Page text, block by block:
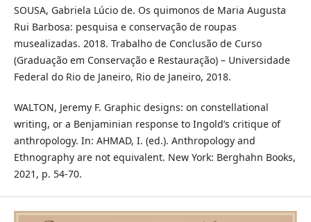
SOUSA, Gabriela Lúcio de. Os quimonos de Maria Augusta
Rui Barbosa: pesquisa e conservação de roupas
musealizadas. 2018. Trabalho de Conclusão de Curso
(Graduação em Conservação e Restauração) – Universidade
Federal do Rio de Janeiro, Rio de Janeiro, 2018.
WALTON, Jeremy F. Graphic designs: on constellational
writing, or a Benjaminian response to Ingold’s critique of
anthropology. In: AHMAD, I. (ed.). Anthropology and
Ethnography are not equivalent. New York: Berghahn Books,
2021, p. 54-70.